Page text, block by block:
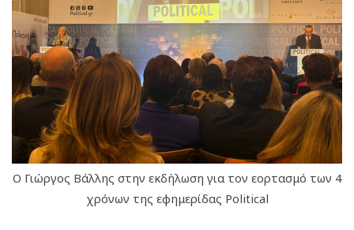
Ο Γιώργος Βάλλης στην εκδήλωση για τον εορτασμό των 4
χρόνων της εφημερίδας Political